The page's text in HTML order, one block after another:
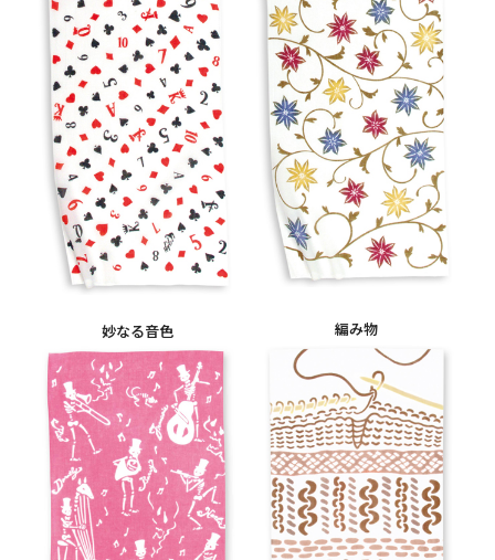
妙なる音色 編み物